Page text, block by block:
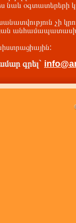
նաև օգտատերերի
չի
գրել`